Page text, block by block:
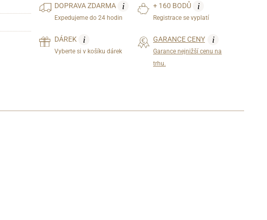
DOPRAVAZDARMA i
Expedujeme do 24 hodin
+ 160 BODŮ i
Registrace se vyplatí
DÁREK i
Vyberte si v košíku dárek
GARANCE CENY i
Garance nejnižší cenu na
trhu.